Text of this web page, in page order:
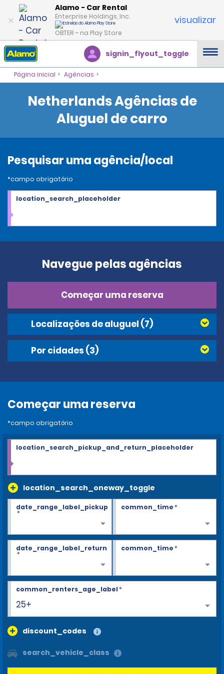
Alamo - Car Rental
Enterprise Holdings, Inc.
OBTER – na Play Store
visualizar
signin_flyout_toggle
Página inicial Agências
Netherlands Agências de
Aluguel de carro
Pesquisar uma agência/local
*campo obrigatório
location_search_placeholder
Navegue pelas agências
Começar uma reserva
Localizações de aluguel (7)
Por cidades (3)
Começar uma reserva
*campo obrigatório
location_search_oneway_toggle
location_search_pickup_and_return_placeholder
date_range_label_pickup
*
common_time*
date_range_label_return
*
common_time*
25+
common_renters_age_label*
discount_codes
search_vehicle_class